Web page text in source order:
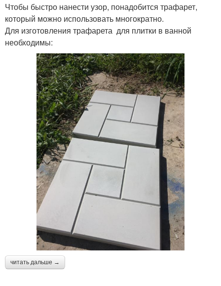
Чтобы быстро нанести узор, понадобится трафарет,
который можно использовать многократно.
Для изготовления трафарета для плитки в ванной
необходимы:
читать дальше →